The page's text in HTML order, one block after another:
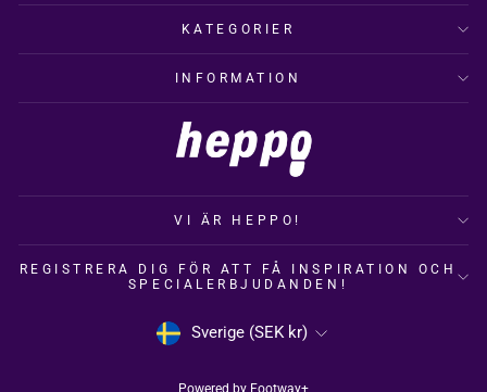
KATEGORIER
INFORMATION
VI ÄR HEPPO!
REGISTRERA DIG FÖR ATT FÅ INSPIRATION OCH
SPECIALERBJUDANDEN!
VALUTA
Sverige (SEK kr)